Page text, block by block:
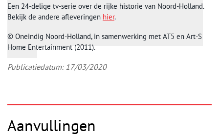
Een 24-delige tv-serie over de rijke historie van Noord-Holland.
Bekijk de andere afleveringen hier.
© Oneindig Noord-Holland, in samenwerking met AT5 en Art-S
Home Entertainment (2011).
Publicatiedatum: 17/03/2020
Aanvullingen